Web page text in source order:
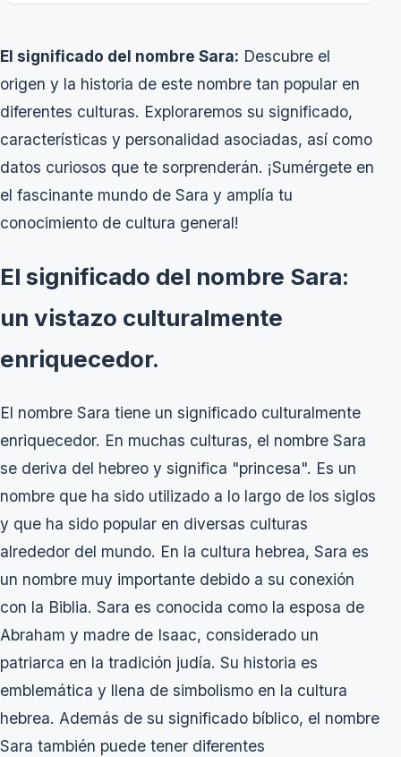
El significado del nombre Sara: Descubre el
origen y la historia de este nombre tan popular en
diferentes culturas. Exploraremos su significado,
características y personalidad asociadas, así como
datos curiosos que te sorprenderán. ¡Sumérgete en
el fascinante mundo de Sara y amplía tu
conocimiento de cultura general!
El significado del nombre Sara:
un vistazo culturalmente
enriquecedor.
El nombre Sara tiene un significado culturalmente
enriquecedor. En muchas culturas, el nombre Sara
se deriva del hebreo y significa "princesa". Es un
nombre que ha sido utilizado a lo largo de los siglos
y que ha sido popular en diversas culturas
alrededor del mundo. En la cultura hebrea, Sara es
un nombre muy importante debido a su conexión
con la Biblia. Sara es conocida como la esposa de
Abraham y madre de Isaac, considerado un
patriarca en la tradición judía. Su historia es
emblemática y llena de simbolismo en la cultura
hebrea. Además de su significado bíblico, el nombre
Sara también puede tener diferentes